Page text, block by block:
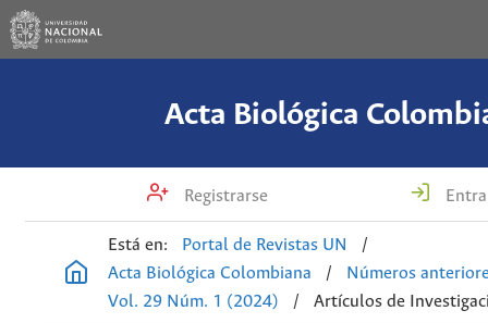
Acta Biológica
Registrarse
Está en: Portal de Revistas UN
/
Acta Biológica Colombiana
/
Números
Vol. 29 Núm. 1 (2024)
/ Artículos de